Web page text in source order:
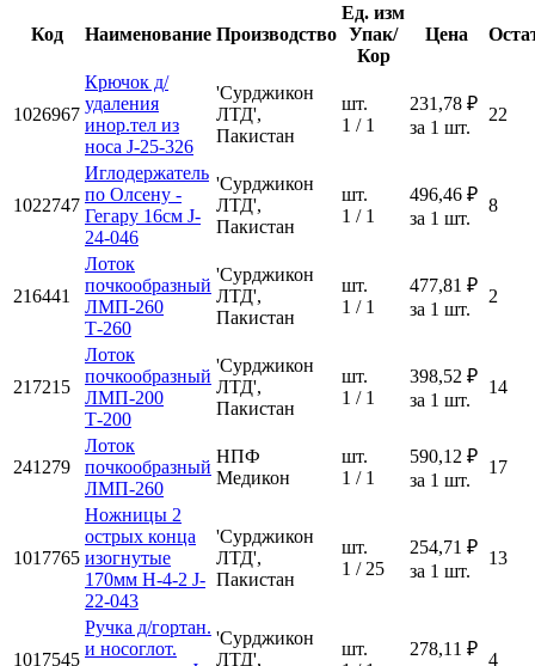
Код Наименование Производство
Ед. изм
Упак/
Кор
Цена
1026967
Крючок д/
удаления
инор.тел из
носа J-25-326
'Сурджикон
ЛТД',
Пакистан
шт.
1 / 1
231,78 ₽
за 1 шт.
22
1022747
Иглодержатель
по Олсену -
Гегару 16см J-
24-046
'Сурджикон
ЛТД',
Пакистан
шт.
1 / 1
496,46 ₽
за 1 шт.
8
216441
Лоток
почкообразный
ЛМП-260
Т-260
'Сурджикон
ЛТД',
Пакистан
шт.
1 / 1
477,81 ₽
за 1 шт.
2
217215
Лоток
почкообразный
ЛМП-200
Т-200
'Сурджикон
ЛТД',
Пакистан
шт.
1 / 1
398,52 ₽
за 1 шт.
14
241279
Лоток
почкообразный
ЛМП-260
НПФ
Медикон
шт.
1 / 1
590,12 ₽
за 1 шт.
17
1017765
Ножницы 2
острых конца
изогнутые
170мм Н-4-2 J-
22-043
'Сурджикон
ЛТД',
Пакистан
шт.
1 / 25
254,71 ₽
за 1 шт.
13
1017545
Ручка д/гортан.
и носоглот.
'Сурджикон
ЛТД',
шт.
278,11 ₽
4